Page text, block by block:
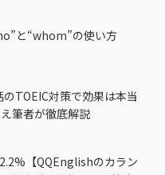
と“whom”の使い方
TOEIC対策で効果は本当
筆者が徹底解説
【QQEnglishのカラン